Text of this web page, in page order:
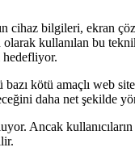
cihaz bilgileri, ekran
kullanılan bu
kötü amaçlı web
daha net şekilde
Ancak